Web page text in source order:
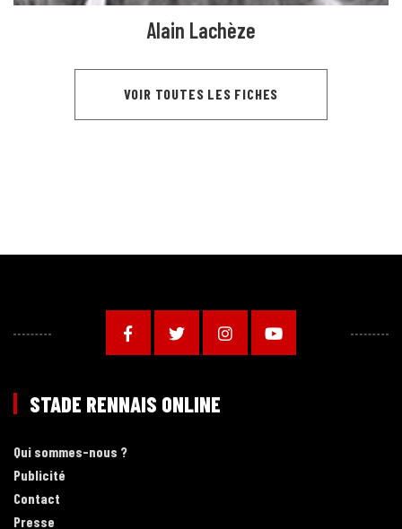
Alain Lachèze
VOIR TOUTES LES FICHES
STADE RENNAIS ONLINE
Qui sommes-nous ?
Publicité
Contact
Presse